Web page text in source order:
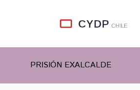
PRISIÓN EXALCALDE